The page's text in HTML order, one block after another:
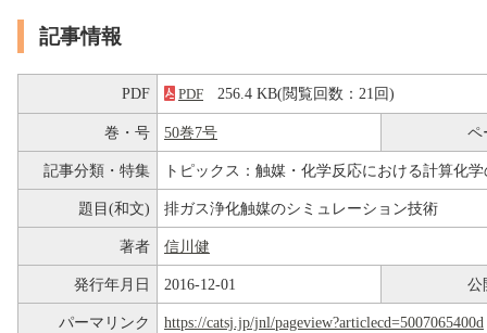
記事情報
PDF PDF 256.4 KB(閲覧回数：21回)
巻・号 50巻7号 ペ
記事分類・特集 トピックス：触媒・化学反応における計算化
題目(和文) 排ガス浄化触媒のシミュレーション技術
著者 信川健
発行年月日 2016-12-01 公
パーマリンク https://catsj.jp/jnl/pageview?articlecd=5007065400d